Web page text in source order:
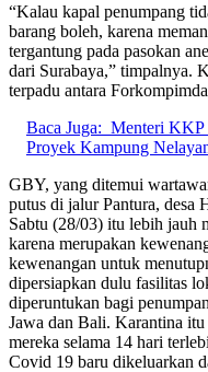
“Kalau kapal penumpang
barang boleh, karena
tergantung pada pasokan
dari Surabaya,” timpalnya.
terpadu antara
Baca Juga: Menteri KKP
Proyek Kampung
GBY, yang ditemui
putus di jalur Pantura, desa
Sabtu (28/03) itu lebih jauh
karena merupakan
kewenangan untuk
dipersiapkan dulu fasilitas
diperuntukan bagi
Jawa dan Bali. Karantina
mereka selama 14 hari
Covid 19 baru dikeluarkan